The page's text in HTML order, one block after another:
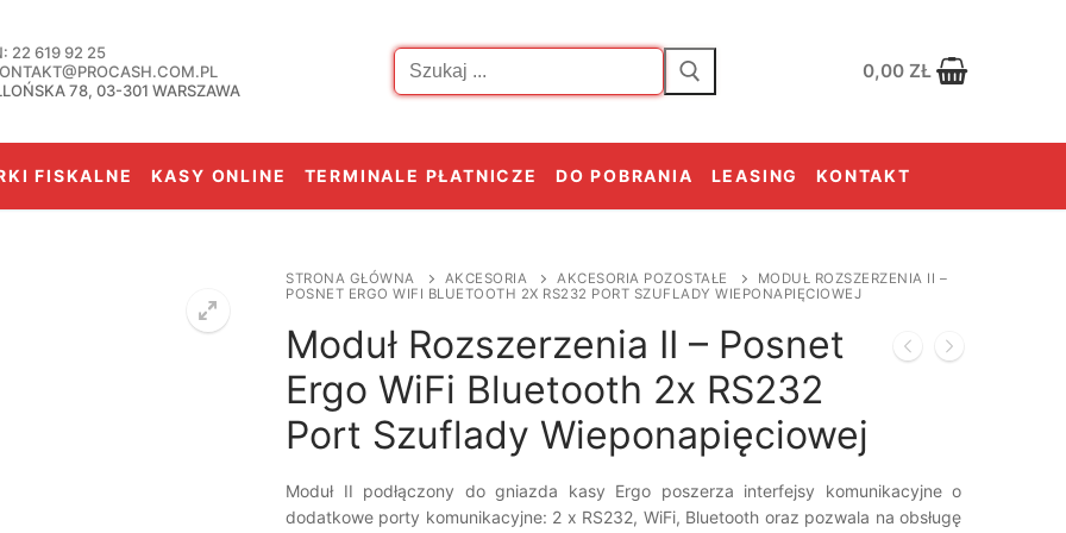
22 619 92 25
78, 03-301 WARSZAWA
Szukaj:
0,00 ZŁ
FISKALNE KASY ONLINE TERMINALE PŁATNICZE DO POBRANIA LEASING KONTAKT
STRONA GŁÓWNA AKCESORIA AKCESORIA POZOSTAŁE
MODUŁ ROZSZERZENIA II –
POSNET ERGO WIFI BLUETOOTH 2X RS232 PORT SZUFLADY WIEPONAPIĘCIOWEJ
Moduł Rozszerzenia II – Posnet
Ergo WiFi Bluetooth 2x RS232
Port Szuflady Wieponapięciowej
Moduł II podłączony do gniazda kasy Ergo poszerza interfejsy komunikacyjne o
dodatkowe porty komunikacyjne: 2 x RS232, WiFi, Bluetooth oraz pozwala na obsługę